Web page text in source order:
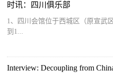
时讯：四川俱乐部
1、四川会馆位于西城区（原宣武
到1...